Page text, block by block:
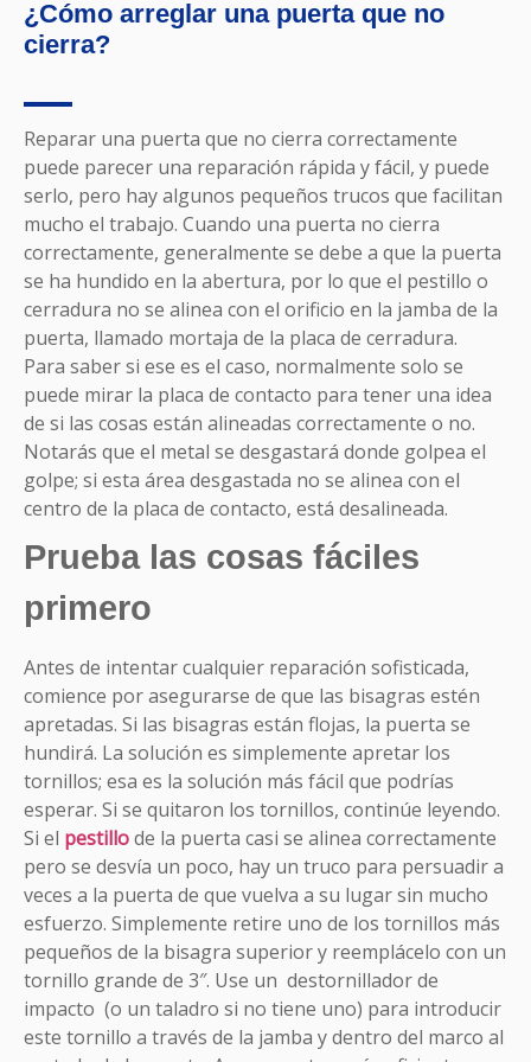
¿Cómo arreglar una puerta que no
cierra?
Reparar una puerta que no cierra correctamente
puede parecer una reparación rápida y fácil, y puede
serlo, pero hay algunos pequeños trucos que facilitan
mucho el trabajo. Cuando una puerta no cierra
correctamente, generalmente se debe a que la puerta
se ha hundido en la abertura, por lo que el pestillo o
cerradura no se alinea con el orificio en la jamba de la
puerta, llamado mortaja de la placa de cerradura.
Para saber si ese es el caso, normalmente solo se
puede mirar la placa de contacto para tener una idea
de si las cosas están alineadas correctamente o no.
Notarás que el metal se desgastará donde golpea el
golpe; si esta área desgastada no se alinea con el
centro de la placa de contacto, está desalineada.
Prueba las cosas fáciles
primero
Antes de intentar cualquier reparación sofisticada,
comience por asegurarse de que las bisagras estén
apretadas. Si las bisagras están flojas, la puerta se
hundirá. La solución es simplemente apretar los
tornillos; esa es la solución más fácil que podrías
esperar. Si se quitaron los tornillos, continúe leyendo.
Si el pestillode la puerta casi se alinea correctamente
pero se desvía un poco, hay un truco para persuadir a
veces a la puerta de que vuelva a su lugar sin mucho
esfuerzo. Simplemente retire uno de los tornillos más
pequeños de la bisagra superior y reemplácelo con un
tornillo grande de 3″. Use un destornillador de
impacto (o un taladro si no tiene uno) para introducir
este tornillo a través de la jamba y dentro del marco al